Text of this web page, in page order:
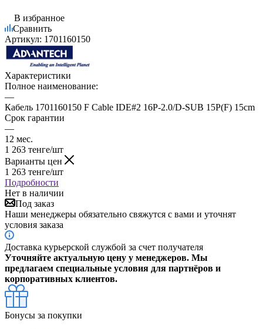
В избранное
Сравнить
Артикул: 1701160150
Характеристики
Полное наименование:
—
Кабель 1701160150 F Cable IDE#2 16P-2.0/D-SUB 15P(F) 15cm
Срок гарантии
—
12 мес.
1 263 тенге/шт
Варианты цен
1 263 тенге/шт
Подробности
Нет в наличии
Под заказ
Наши менеджеры обязательно свяжутся с вами и уточнят
условия заказа
Доставка курьерской службой за счет получателя
Уточняйте актуальную цену у менеджеров. Мы
предлагаем специальные условия для партнёров и
корпоративных клиентов.
Бонусы за покупки